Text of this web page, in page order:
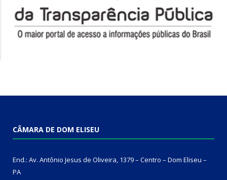
CÂMARA DE DOM ELISEU
End.: Av. Antônio Jesus de Oliveira, 1379 – Centro – Dom Eliseu –
PA